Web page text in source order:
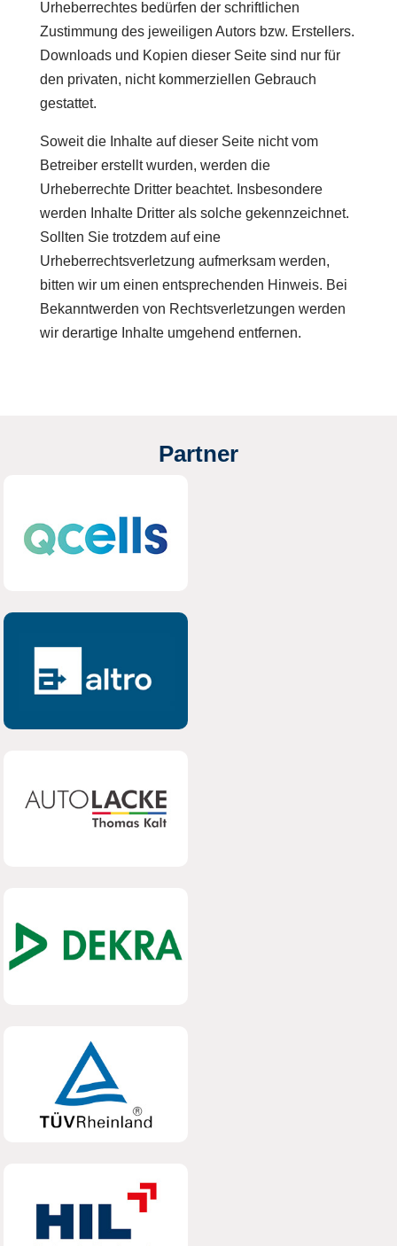
Urheberrechtes bedürfen der schriftlichen
Zustimmung des jeweiligen Autors bzw. Erstellers.
Downloads und Kopien dieser Seite sind nur für
den privaten, nicht kommerziellen Gebrauch
gestattet.
Soweit die Inhalte auf dieser Seite nicht vom
Betreiber erstellt wurden, werden die
Urheberrechte Dritter beachtet. Insbesondere
werden Inhalte Dritter als solche gekennzeichnet.
Sollten Sie trotzdem auf eine
Urheberrechtsverletzung aufmerksam werden,
bitten wir um einen entsprechenden Hinweis. Bei
Bekanntwerden von Rechtsverletzungen werden
wir derartige Inhalte umgehend entfernen.
Partner